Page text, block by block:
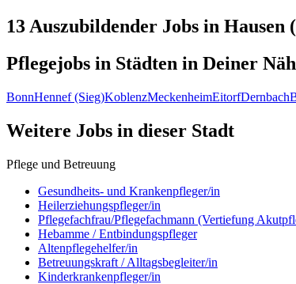
13 Auszubildender Jobs in Hausen
Pflegejobs in Städten in Deiner
BonnHennef (Sieg)KoblenzMeckenheimEitorfDernbach
Weitere Jobs in dieser Stadt
Pflege und Betreuung
Gesundheits- und Krankenpfleger/in
Heilerziehungspfleger/in
Pflegefachfrau/Pflegefachmann (Vertiefung
Hebamme / Entbindungspfleger
Altenpflegehelfer/in
Betreuungskraft / Alltagsbegleiter/in
Kinderkrankenpfleger/in